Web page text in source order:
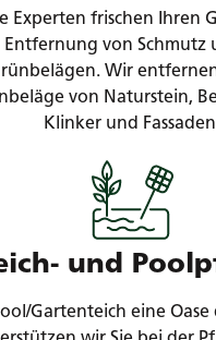
Experten frischen Ihren
von Schmutz
Wir
von Naturstein,
Klinker und
und
Gartenteich eine